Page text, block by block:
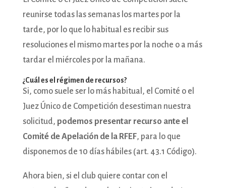
reunirse todas las semanas los martes por la
tarde, por lo que lo habitual es recibir sus
resoluciones el mismo martes por la noche o a más
tardar el miércoles por la mañana.
¿Cuál es el régimen de recursos?
Si, como suele ser lo más habitual, el Comité o el
Juez Único de Competición desestiman nuestra
solicitud, podemos presentar recurso ante el
Comité de Apelación de la RFEF, para lo que
disponemos de 10 días hábiles (art. 43.1 Código).
Ahora bien, si el club quiere contar con el